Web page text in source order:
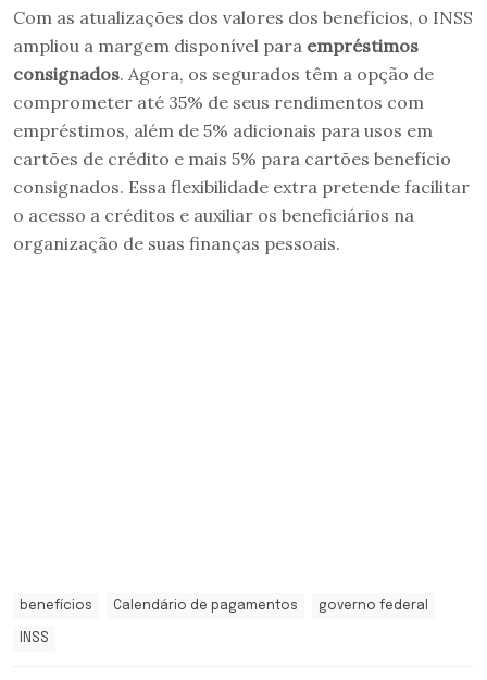
Com as atualizações dos valores dos benefícios, o INSS
ampliou a margem disponível para empréstimos
consignados. Agora, os segurados têm a opção de
comprometer até 35% de seus rendimentos com
empréstimos, além de 5% adicionais para usos em
cartões de crédito e mais 5% para cartões benefício
consignados. Essa flexibilidade extra pretende facilitar
o acesso a créditos e auxiliar os beneficiários na
organização de suas finanças pessoais.
benefícios Calendário de pagamentos governo federal
INSS